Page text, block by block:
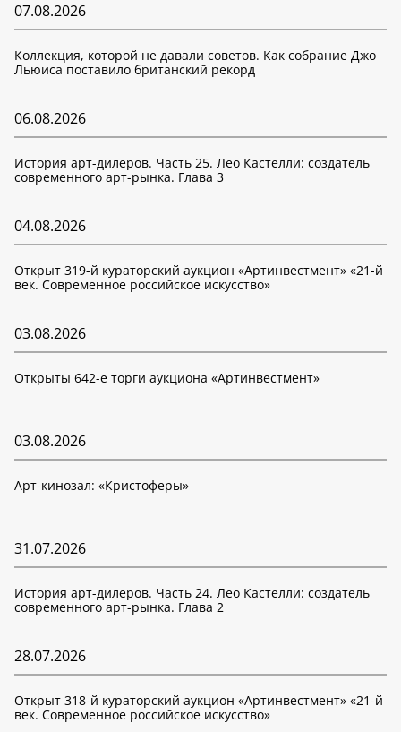
07.08.2026
Коллекция, которой не давали советов. Как собрание Джо
Льюиса поставило британский рекорд
06.08.2026
История арт-дилеров. Часть 25. Лео Кастелли: создатель
современного арт-рынка. Глава 3
04.08.2026
Открыт 319-й кураторский аукцион «Артинвестмент» «21-й
век. Современное российское искусство»
03.08.2026
Открыты 642-е торги аукциона «Артинвестмент»
03.08.2026
Арт-кинозал: «Кристоферы»
31.07.2026
История арт-дилеров. Часть 24. Лео Кастелли: создатель
современного арт-рынка. Глава 2
28.07.2026
Открыт 318-й кураторский аукцион «Артинвестмент» «21-й
век. Современное российское искусство»